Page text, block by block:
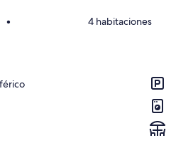
• 4 habitaciones